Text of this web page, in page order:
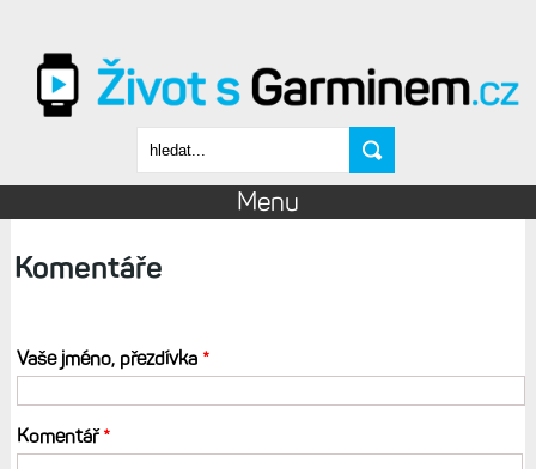
Vyhledávání
Menu
Komentáře
Vaše jméno, přezdívka *
Komentář*